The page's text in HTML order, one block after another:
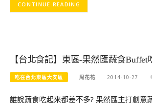
CONTINUE READING
【台北食記】東區-果然匯蔬食Buffet
吃在台北東區大安區 周花花 2014-10-27
誰說蔬食吃起來都差不多? 果然匯主打創意